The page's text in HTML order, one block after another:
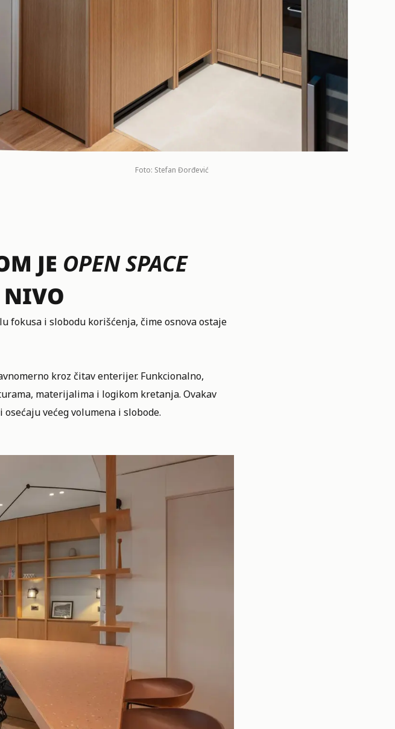
Foto: Stefan Đorđević
JE OPEN SPACE
NIVO
fokusa i slobodu korišćenja, čime osnova ostaje
kroz čitav enterijer. Funkcionalno,
materijalima i logikom kretanja. Ovakav
većeg volumena i slobode.